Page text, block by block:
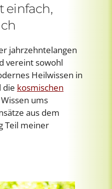
einfach,
jahrzehntelangen
vereint sowohl
Heilwissen in
die kosmischen
ums
aus dem
Teil meiner